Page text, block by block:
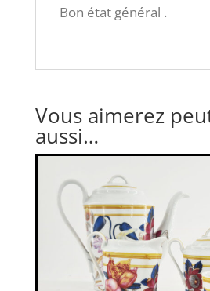
Bon état général .
Vous aimerez
aussi…